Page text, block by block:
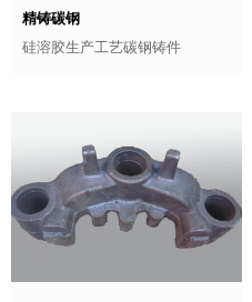
精铸碳钢
硅溶胶生产工艺碳钢铸件